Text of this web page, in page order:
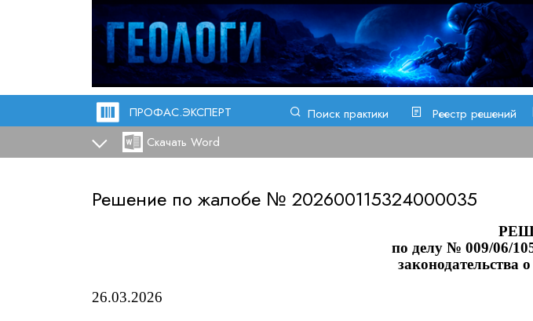
ПРОФАС.ЭКСПЕРТ Поиск практики Реестр решений
Скачать Word
Решение по жалобе № 202600115324000035
по делу № 009/06/
законодательства
26.03.2026